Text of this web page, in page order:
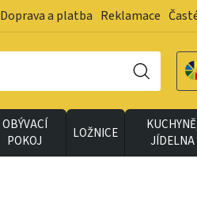
Doprava a platba Reklamace
OBÝVACÍ
POKOJ
LOŽNICE
JÍDELNA